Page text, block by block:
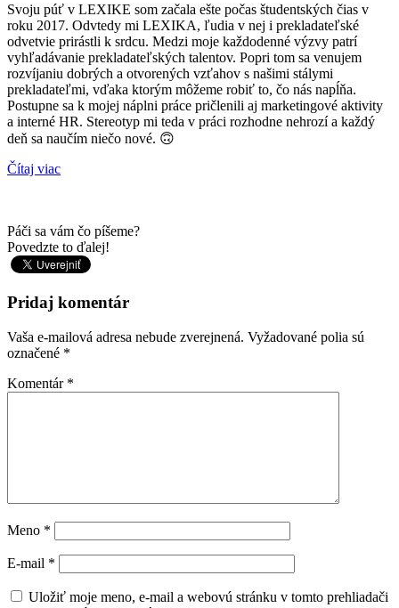
Svoju púť v LEXIKE som začala ešte počas študentských čias v
roku 2017. Odvtedy mi LEXIKA, ľudia v nej i prekladateľské
odvetvie prirástli k srdcu. Medzi moje každodenné výzvy patrí
vyhľadávanie prekladateľských talentov. Popri tom sa venujem
rozvíjaniu dobrých a otvorených vzťahov s našimi stálymi
prekladateľmi, vďaka ktorým môžeme robiť to, čo nás napĺňa.
Postupne sa k mojej náplni práce pričlenili aj marketingové aktivity
a interné HR. Stereotyp mi teda v práci rozhodne nehrozí a každý
deň sa naučím niečo nové. 🙃
Čítaj viac
Páči sa vám čo píšeme?
Povedzte to ďalej!
Pridaj komentár
Vaša e-mailová adresa nebude zverejnená. Vyžadované polia sú
označené *
Komentár *
Meno *
E-mail *
Uložiť moje meno, e-mail a webovú stránku v tomto prehliadači